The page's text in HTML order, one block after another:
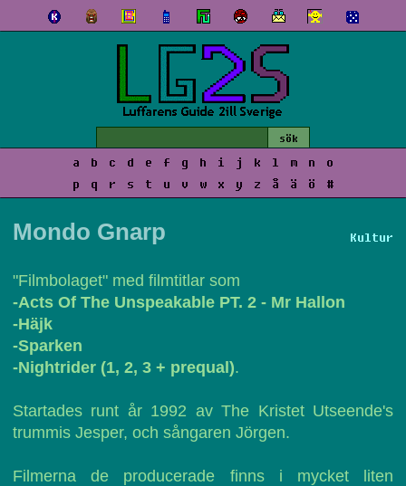
a b c d e f g h i j k l m n
o
p
q r s t u v w x y z å ä ö #
Kultur
Mondo Gnarp
"Filmbolaget" med filmtitlar som
-Acts Of The Unspeakable PT. 2 - Mr Hallon
-Häjk
-Sparken
-Nightrider (1, 2, 3 + prequal).
Startades runt år 1992 av The Kristet Utseende's
trummis Jesper, och sångaren Jörgen.
Filmerna de producerade finns i mycket liten